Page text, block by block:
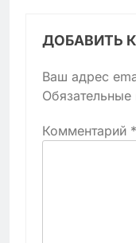
ДОБАВИТЬ
Ваш адрес
Комментарий *